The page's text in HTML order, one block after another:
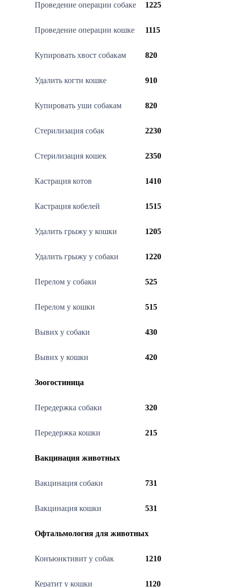
Проведение операции собаке 1225
Проведение операции кошке 1115
Купировать хвост собакам 820
Удалить когти кошке 910
Купировать уши собакам 820
Стерилизация собак 2230
Стерилизация кошек 2350
Кастрация котов 1410
Кастрация кобелей 1515
Удалить грыжу у кошки 1205
Удалить грыжу у собаки 1220
Перелом у собаки 525
Перелом у кошки 515
Вывих у собаки 430
Вывих у кошки 420
Зоогостиница
Передержка собаки 320
Передержка кошки 215
Вакцинация животных
Вакцинация собаки 731
Вакцинация кошки 531
Офтальмология для животных
Конъюнктивит у собак 1210
Кератит у кошки 1120